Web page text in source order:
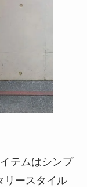
テムはシンプ
リースタイル